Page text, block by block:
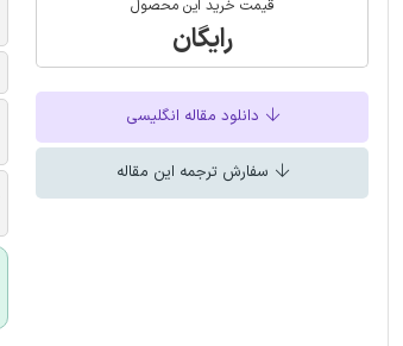
قیمت خرید این محصول
رایگان
دانلود مقاله انگلیسی
سفارش ترجمه این مقاله